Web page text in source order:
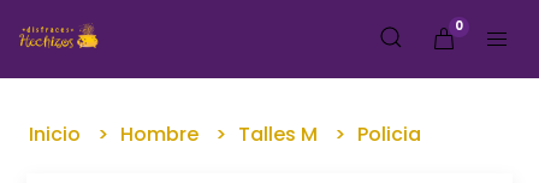
0
Inicio Hombre Talles M Policia